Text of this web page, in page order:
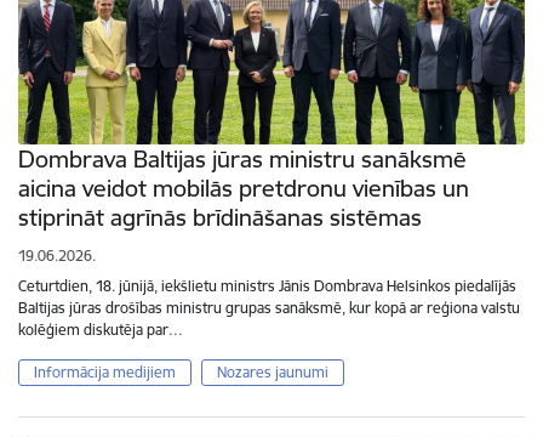
Dombrava Baltijas jūras ministru sanāksmē
aicina veidot mobilās pretdronu vienības un
stiprināt agrīnās brīdināšanas sistēmas
19.06.2026.
Ceturtdien, 18. jūnijā, iekšlietu ministrs Jānis Dombrava Helsinkos piedalījās
Baltijas jūras drošības ministru grupas sanāksmē, kur kopā ar reģiona valstu
kolēģiem diskutēja par…
Informācija medijiem Nozares jaunumi